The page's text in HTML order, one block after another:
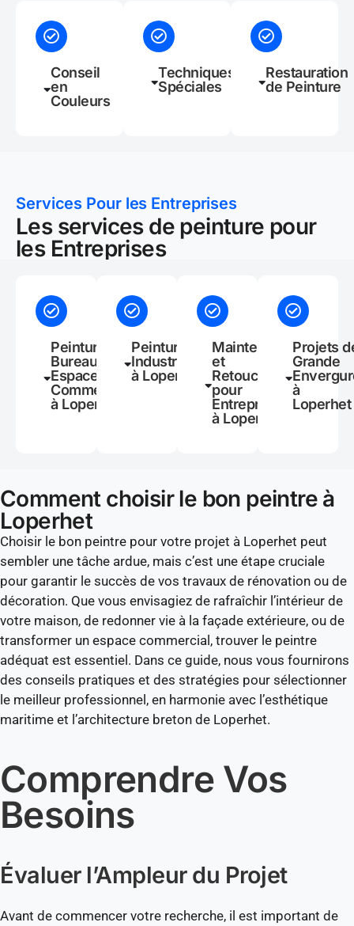
Conseil
en
Couleurs
Techniques
Spéciales
Restauration
de Peinture
Services Pour les Entreprises
Les services de peinture pour
les Entreprises
Peinture de
Bureaux et
Espaces
Commerciaux
à Loperhet
Peinture
Industrielle
à Loperhet
Maintenance
et
Retouches
pour
Entreprises
à Loperhet
Projets
Grande
à
Loperhet
Comment choisir le bon peintre à
Loperhet
Choisir le bon peintre pour votre projet à Loperhet peut
sembler une tâche ardue, mais c’est une étape cruciale
pour garantir le succès de vos travaux de rénovation ou de
décoration. Que vous envisagiez de rafraîchir l’intérieur de
votre maison, de redonner vie à la façade extérieure, ou de
transformer un espace commercial, trouver le peintre
adéquat est essentiel. Dans ce guide, nous vous fournirons
des conseils pratiques et des stratégies pour sélectionner
le meilleur professionnel, en harmonie avec l’esthétique
maritime et l’architecture breton de Loperhet.
Comprendre Vos
Besoins
Évaluer l’Ampleur du Projet
Avant de commencer votre recherche, il est important de